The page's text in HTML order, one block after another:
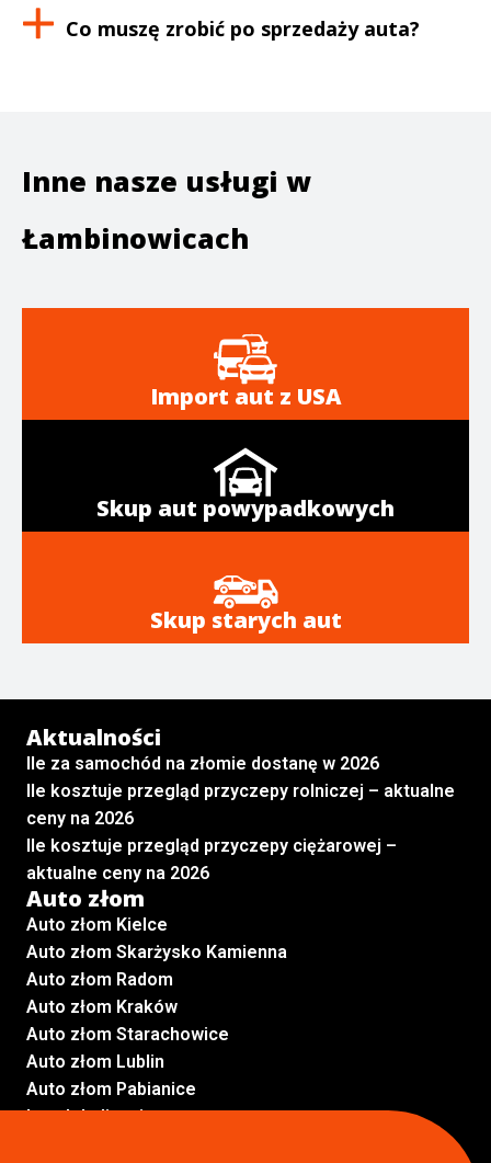
Co muszę zrobić po sprzedaży auta?
Inne nasze usługi w
Łambinowicach
Import aut z USA
Skup aut powypadkowych
Skup starych aut
Aktualności
Ile za samochód na złomie dostanę w 2026
Ile kosztuje przegląd przyczepy rolniczej – aktualne
ceny na 2026
Ile kosztuje przegląd przyczepy ciężarowej –
aktualne ceny na 2026
Auto złom
Auto złom Kielce
Auto złom Skarżysko Kamienna
Auto złom Radom
Auto złom Kraków
Auto złom Starachowice
Auto złom Lublin
Auto złom Pabianice
Inne lokalizacje